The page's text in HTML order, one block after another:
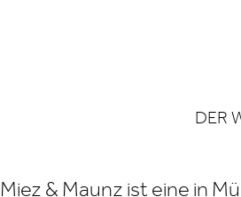
DER
Miez & Maunz ist eine in